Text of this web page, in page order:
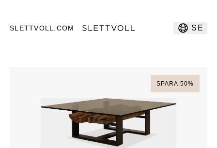
SLETTVOLL.COM SE
SPARA 50%